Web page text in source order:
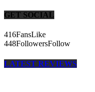
GET SOCIAL
416FansLike
448FollowersFollow
LATEST REVIEWS